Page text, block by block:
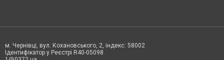
м. Чернівці, вул. Кохановського, 2, індекс: 58002
Ідентифікатор у Реєстрі R40-05098